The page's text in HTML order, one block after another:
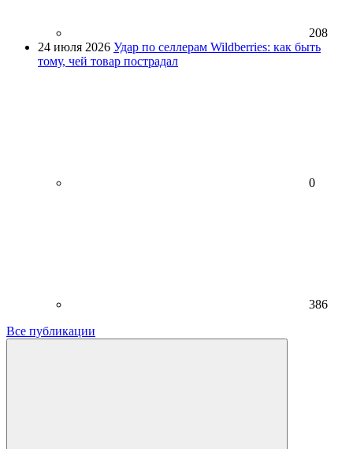
208
24 июля 2026 Удар по селлерам Wildberries: как быть
тому, чей товар пострадал
0
386
Все публикации